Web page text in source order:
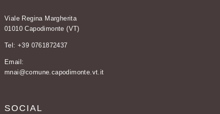
Viale Regina Margherita
01010 Capodimonte (VT)
Tel: +39 0761872437
Email:
mnai@comune.capodimonte.vt.it
SOCIAL